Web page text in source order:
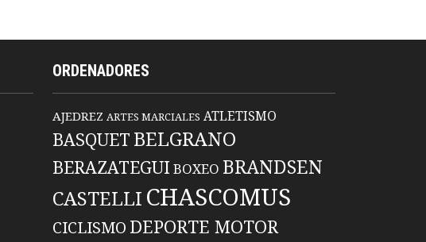
ORDENADORES
AJEDREZ ARTES MARCIALES ATLETISMO
BASQUET BELGRANO
BERAZATEGUIBOXEO BRANDSEN
CASTELLI CHASCOMUS
CICLISMO DEPORTE MOTOR